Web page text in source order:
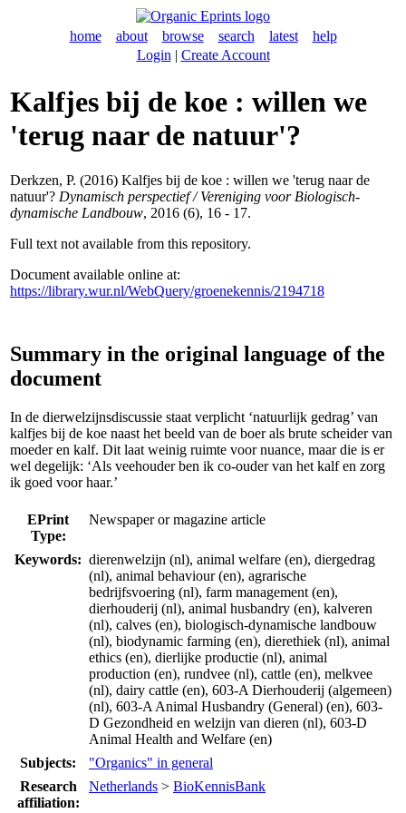
home about browse search latest
help
Login | Create Account
Kalfjes bij de koe : willen we
'terug naar de natuur'?
Derkzen, P. (2016) Kalfjes bij de koe : willen we 'terug naar de
natuur'? Dynamisch perspectief / Vereniging voor Biologisch-
dynamische Landbouw, 2016 (6), 16 - 17.
Full text not available from this repository.
Document available online at:
https://library.wur.nl/WebQuery/groenekennis/2194718
Summary in the original language of the
document
In de dierwelzijnsdiscussie staat verplicht ‘natuurlijk gedrag’ van
kalfjes bij de koe naast het beeld van de boer als brute scheider van
moeder en kalf. Dit laat weinig ruimte voor nuance, maar die is er
wel degelijk: ‘Als veehouder ben ik co-ouder van het kalf en zorg
ik goed voor haar.’
EPrint
Type:
Newspaper or magazine article
Keywords: dierenwelzijn (nl), animal welfare (en), diergedrag
(nl), animal behaviour (en), agrarische
bedrijfsvoering (nl), farm management (en),
dierhouderij (nl), animal husbandry (en), kalveren
(nl), calves (en), biologisch-dynamische landbouw
(nl), biodynamic farming (en), dierethiek (nl), animal
ethics (en), dierlijke productie (nl), animal
production (en), rundvee (nl), cattle (en), melkvee
(nl), dairy cattle (en), 603-A Dierhouderij (algemeen)
(nl), 603-A Animal Husbandry (General) (en), 603-
D Gezondheid en welzijn van dieren (nl), 603-D
Animal Health and Welfare (en)
Subjects:
"Organics" in general
Research
affiliation:
Netherlands > BioKennisBank